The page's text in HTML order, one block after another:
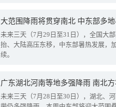
大范围降雨将贯穿南北 中东部多
未来三天（7月29日至31日），全国大
抬、大陆高压东移，中东部暑热发展，
续。
广东湖北河南等地多强降雨 南北
未来三天（7月28日至30日），湖北、